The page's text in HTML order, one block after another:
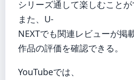
シリーズ通して楽しむことが
また、U-
NEXTでも関連レビューが掲
作品の評価を確認できる。
YouTubeでは、